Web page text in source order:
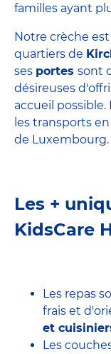
familles ayant
Notre crèche
quartiers de
ses portes sont
désireuses
accueil
les transports
de Luxembourg.
Les +
KidsCare
Les repas
frais et
et
Les